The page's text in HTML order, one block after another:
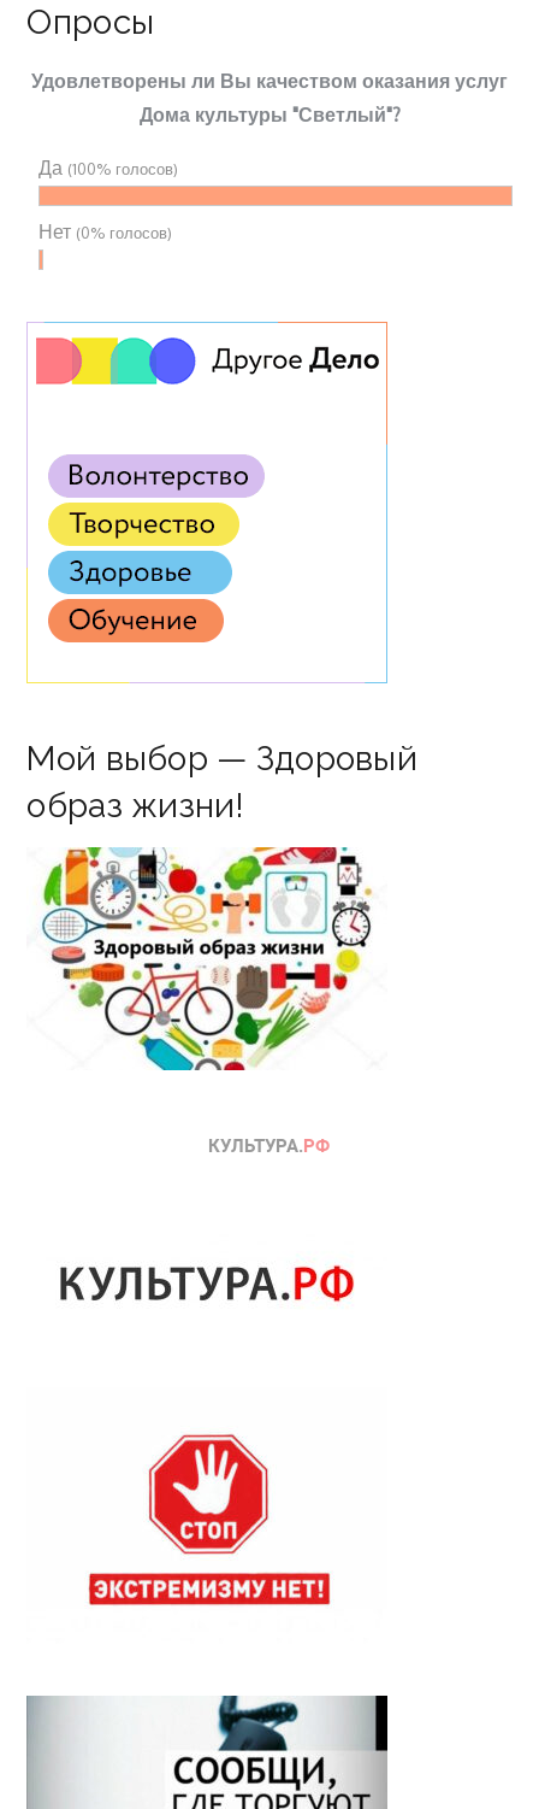
Опросы
Удовлетворены ли Вы качеством оказания услуг
Дома культуры "Светлый"?
Да (100% голосов)
Нет (0% голосов)
Мой выбор — Здоровый
образ жизни!